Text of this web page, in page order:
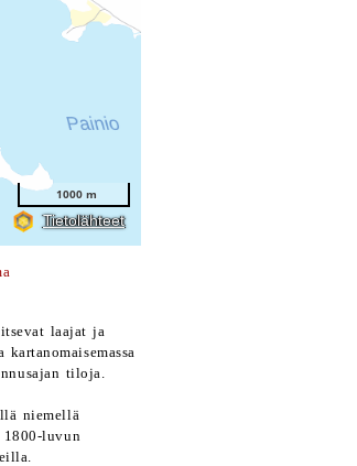
laajat ja
tiloja.
niemellä
1800-luvun